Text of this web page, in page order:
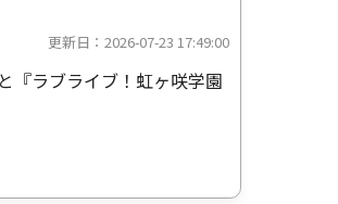
更新日：2026-07-23 17:49:00
『ラブライブ！虹ヶ咲学園